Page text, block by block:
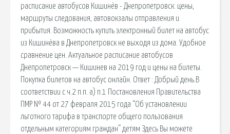
расписание автобусов Кишинёв - Днепропетровск: цены,
маршруты следования, автовокзалы отправления и
прибытия. Возможность купить электронный билет на автобус
из Кишинёва в Днепропетровск не выходя из дома. Удобное
сравнение цен. Актуальное расписание автобусов
Днепропетровск — Кишинев на 2019 год и цены на билеты.
Покупка билетов на автобус онлайн. Ответ : Добрый день.В
соответствии с ч.2 п.п. а) п.1 Постановления Правительства
ПМР № 44 от 27 февраля 2015 года “Об установлении
льготного тарифа в транспорте общего пользования
отдельным категориям граждан” детям Здесь Вы можете